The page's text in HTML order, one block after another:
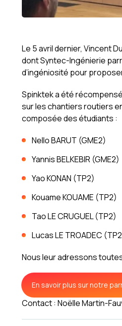
Le 5 avril dernier, Vincent
dont Syntec-Ingénierie
d’ingéniosité pour
Spinktek a été
sur les chantiers routiers
composée des étudiants :
Nello BARUT (GME2)
Yannis BELKEBIR (GME2)
Yao KONAN (TP2)
Kouame KOUAME (TP2)
Tao LE CRUGUEL (TP2)
Lucas LE TROADEC
Nous leur adressons
En savoir plus sur notre
Contact : Noëlle Martin-